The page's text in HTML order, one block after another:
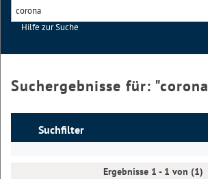
Hilfe zur Suche
Suchergebnisse für: "corona
Suchfilter
Ergebnisse 1 - 1 von (1)